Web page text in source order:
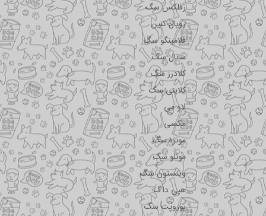
رفلکس سگ
رویال کنین
فلامینگو سگ
سانال سگ
کلادرز سگ
کلاینی سگ
لاو می
مکسی
مونژه سگ
مونلو سگ
وینستون سگ
هپی داگ
یوروپت سگ